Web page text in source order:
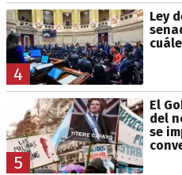
4
Ley
5
El
del
se